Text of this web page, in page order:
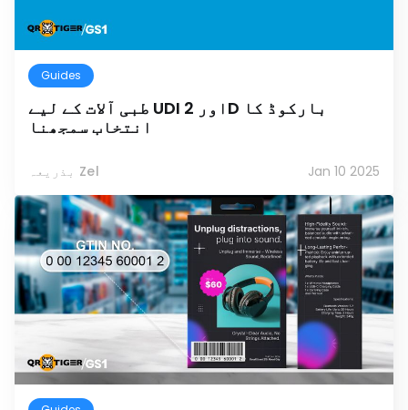
Guides
طبی آلات کے لیے UDI اور 2D بارکوڈ کا
انتخاب سمجھنا
بذریعہ Zel Jan 10 2025